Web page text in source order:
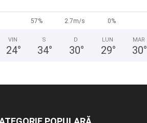
57% 2.7m/s 0%
VIN
24°
S
34°
D
30°
LUN
29°
MAR
30°